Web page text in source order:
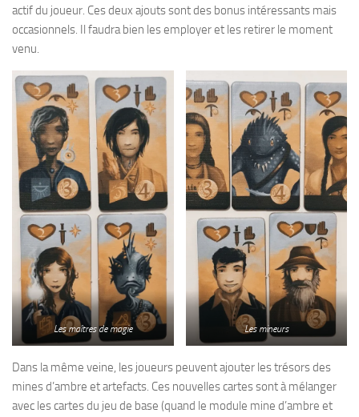
actif du joueur. Ces deux ajouts sont des bonus intéressants mais
occasionnels. Il faudra bien les employer et les retirer le moment
venu.
Les maîtres de magie Les mineurs
Dans la même veine, les joueurs peuvent ajouter les trésors des
mines d’ambre et artefacts. Ces nouvelles cartes sont à mélanger
avec les cartes du jeu de base (quand le module mine d’ambre et